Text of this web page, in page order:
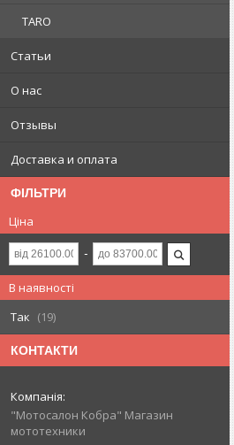
TARO
Статьи
О нас
Отзывы
Доставка и оплата
ФІЛЬТРИ
Ціна
В наявності
Так
19
КОНТАКТИ
"Мотосалон Кобра" Магазин
мототехники